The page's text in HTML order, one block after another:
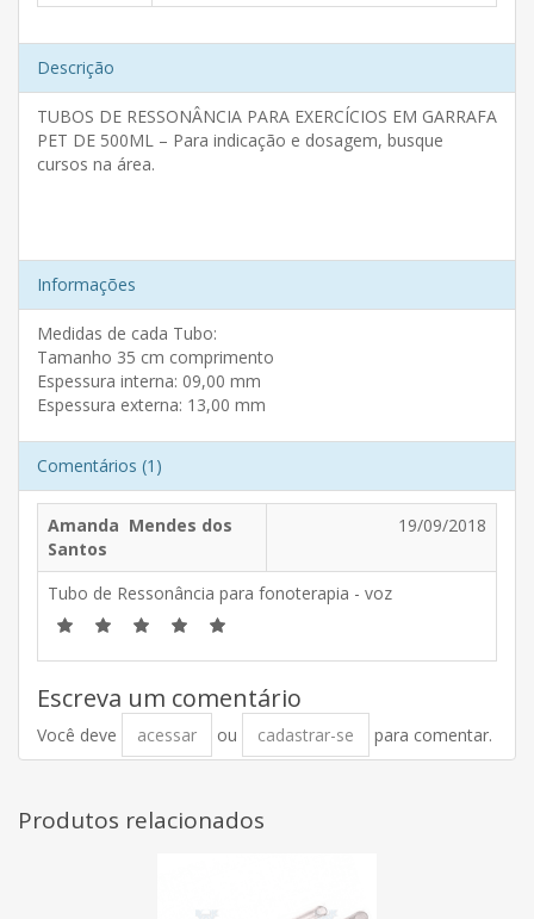
Descrição
TUBOS DE RESSONÂNCIA PARA EXERCÍCIOS EM GARRAFA
PET DE 500ML – Para indicação e dosagem, busque
cursos na área.
Informações
Medidas de cada Tubo:
Tamanho 35 cm comprimento
Espessura interna: 09,00 mm
Espessura externa: 13,00 mm
Comentários (1)
Amanda Mendes dos
Santos
19/09/2018
Tubo de Ressonância para fonoterapia - voz
Escreva um comentário
Você deve acessar ou cadastrar-se para comentar.
Produtos relacionados